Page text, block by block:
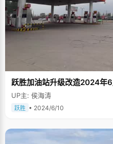
跃胜加油站升级改造2024年
UP主: 侯海涛
跃胜 • 2024/6/10